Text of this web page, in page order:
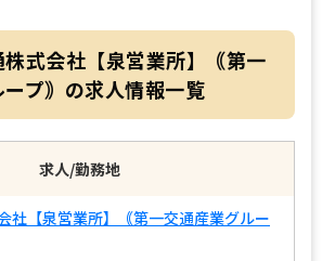
式会社【泉営業所】｟第一
プ｠の求人情報一覧
求人/勤務地
社【泉営業所】｟第一交通産業グルー